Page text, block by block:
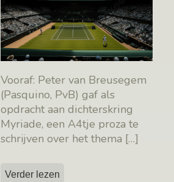
Vooraf: Peter van Breusegem
(Pasquino, PvB) gaf als
opdracht aan dichterskring
Myriade, een A4tje proza te
schrijven over het thema […]
Verder lezen